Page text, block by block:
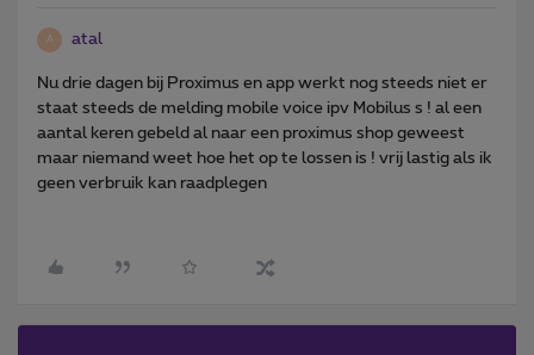
A atal
Nu drie dagen bij Proximus en app werkt nog steeds niet er
staat steeds de melding mobile voice ipv Mobilus s ! al een
aantal keren gebeld al naar een proximus shop geweest
maar niemand weet hoe het op te lossen is ! vrij lastig als ik
geen verbruik kan raadplegen